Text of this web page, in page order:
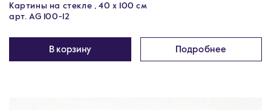
Картины на стекле , 40 x 100 см
арт. AG 100-12
В корзину Подробнее